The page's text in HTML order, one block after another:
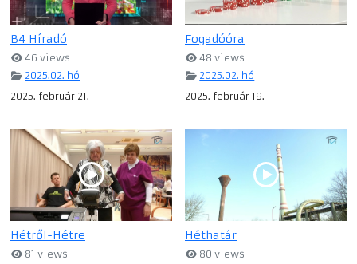
B4 Híradó
46 views
2025.02. hó
2025. február 21.
Fogadóóra
48 views
2025.02. hó
2025. február 19.
Hétről-Hétre
81 views
Héthatár
80 views